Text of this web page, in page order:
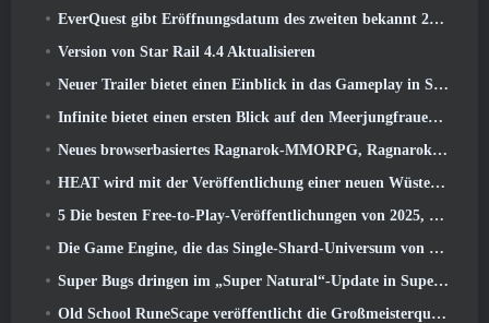
EverQuest gibt Eröffnungsdatum des zweiten bekannt 2026 Zeitlich begrenzter Erweiterungsserver
Version von Star Rail 4.4 Aktualisieren
Neuer Trailer bietet einen Einblick in das Gameplay in Silver Palace
Infinite bietet einen ersten Blick auf den Meerjungfrauen-ähnlichen Helden, der in SS13 erscheint: Nachlicht
Neues browserbasiertes Ragnarok-MMORPG, Ragnarok-Universum angekündigt
HEAT wird mit der Veröffentlichung einer neuen Wüstenkarte heißer
5 Die besten Free-to-Play-Veröffentlichungen von 2025, Lohnt es sich noch, in ihnen zu spielen? 2026?
Die Game Engine, die das Single-Shard-Universum von Eve Online antreibt, ist jetzt Open Source
Super Bugs dringen im „Super Natural“-Update in Super Animal Royale ein
Old School RuneScape veröffentlicht die Großmeisterquest „The Blood Moon Rises“., Eine 20-jährige Questreihe geht zu Ende